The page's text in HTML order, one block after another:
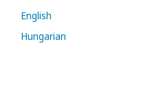
English
Hungarian